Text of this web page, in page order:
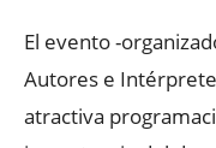
El evento -
Autores e
atractiva